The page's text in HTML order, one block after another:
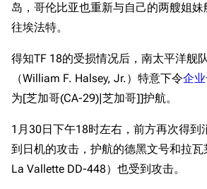
岛，哥伦比亚也重新与自己的两艘姐
往埃法特。
得知TF 18的受损情况后，南太平洋舰
（William F. Halsey, Jr.）特意下令企业
为[芝加哥(CA-29)|芝加哥]]护航。
1月30日下午18时左右，前方再次得到
到日机的攻击，护航的德黑文号和拉瓦
La Vallette DD-448）也受到攻击。